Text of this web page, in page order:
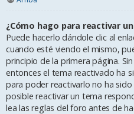
¿Cómo hago para reactivar
Puede hacerlo dándole clic al
cuando esté viendo el mismo,
principio de la primera página.
entonces el tema reactivado ha
para poder reactivarlo no ha
posible reactivar un tema
lea las reglas del foro antes de